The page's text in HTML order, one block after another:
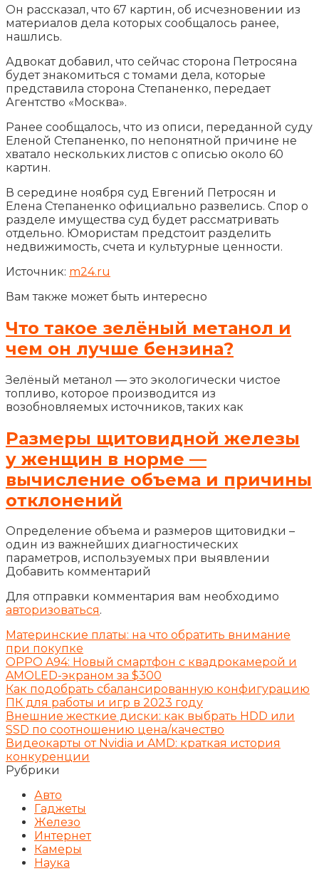
Он рассказал, что 67 картин, об исчезновении из
материалов дела которых сообщалось ранее,
нашлись.
Адвокат добавил, что сейчас сторона Петросяна
будет знакомиться с томами дела, которые
представила сторона Степаненко, передает
Агентство «Москва».
Ранее сообщалось, что из описи, переданной суду
Еленой Степаненко, по непонятной причине не
хватало нескольких листов с описью около 60
картин.
В середине ноября суд Евгений Петросян и
Елена Степаненко официально развелись. Спор о
разделе имущества суд будет рассматривать
отдельно. Юмористам предстоит разделить
недвижимость, счета и культурные ценности.
Источник: m24.ru
Вам также может быть интересно
Что такое зелёный метанол и
чем он лучше бензина?
Зелёный метанол — это экологически чистое
топливо, которое производится из
возобновляемых источников, таких как
Размеры щитовидной железы
у женщин в норме —
вычисление объема и причины
отклонений
Определение объема и размеров щитовидки –
один из важнейших диагностических
параметров, используемых при выявлении
Добавить комментарий
Для отправки комментария вам необходимо
авторизоваться.
Материнские платы: на что обратить внимание
при покупке
OPPO A94: Новый смартфон с квадрокамерой и
AMOLED-экраном за $300
Как подобрать сбалансированную конфигурацию
ПК для работы и игр в 2023 году
Внешние жесткие диски: как выбрать HDD или
SSD по соотношению цена/качество
Видеокарты от Nvidia и AMD: краткая история
конкуренции
Рубрики
Авто
Гаджеты
Железо
Интернет
Камеры
Наука